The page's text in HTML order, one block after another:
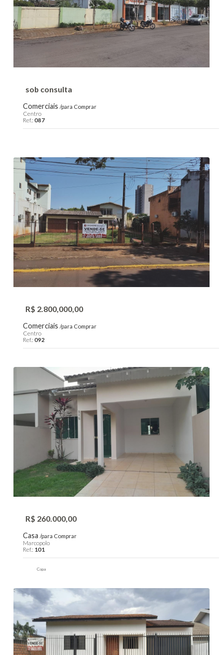
sob consulta
Comerciais /para Comprar
Centro
Ref.: 087
R$ 2.800,000,00
Comerciais /para Comprar
Centro
Ref.: 092
R$ 260.000,00
Casa /para Comprar
Marcopolo
Ref.: 101
Copa